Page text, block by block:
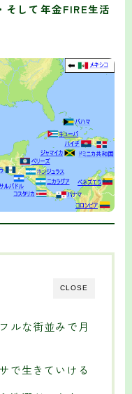
そして年金FIRE生活
CLOSE
ルな街並みで月
で生きていける